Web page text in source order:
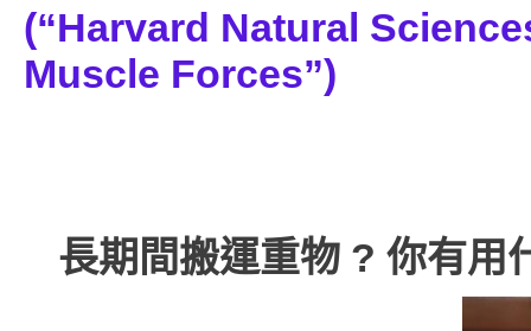
(“Harvard Natural
Muscle Forces”)
長期間搬運重物 ? 你有